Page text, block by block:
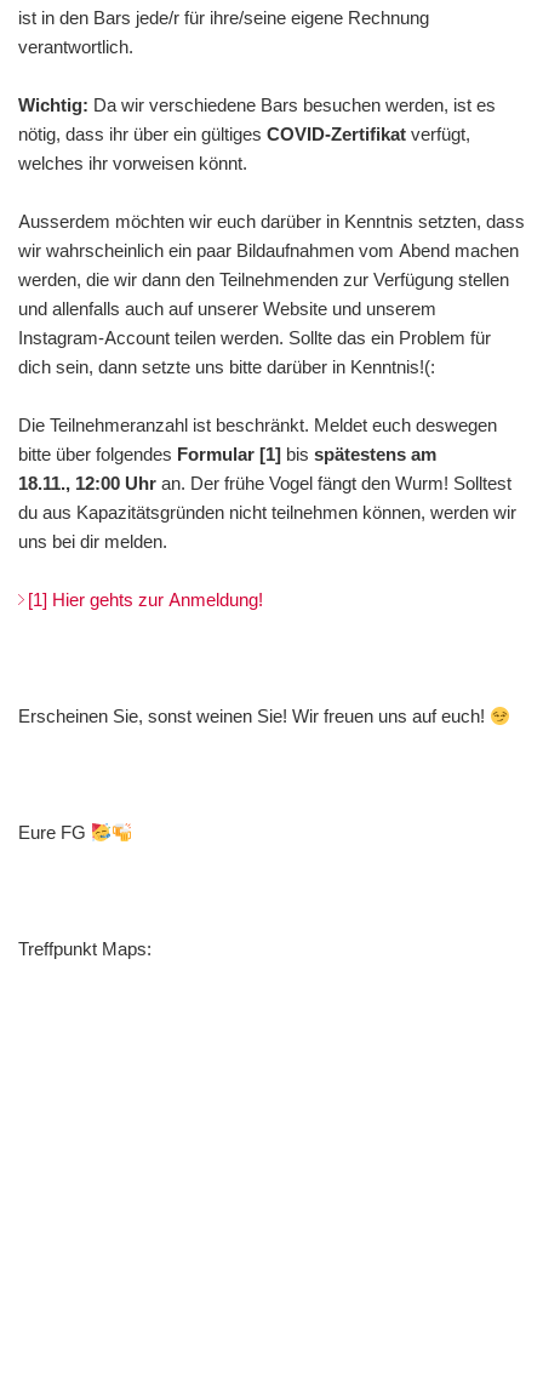
ist in den Bars jede/r für ihre/seine eigene Rechnung
verantwortlich.
Wichtig: Da wir verschiedene Bars besuchen werden, ist es
nötig, dass ihr über ein gültiges COVID-Zertifikat verfügt,
welches ihr vorweisen könnt.
Ausserdem möchten wir euch darüber in Kenntnis setzten, dass
wir wahrscheinlich ein paar Bildaufnahmen vom Abend machen
werden, die wir dann den Teilnehmenden zur Verfügung stellen
und allenfalls auch auf unserer Website und unserem
Instagram-Account teilen werden. Sollte das ein Problem für
dich sein, dann setzte uns bitte darüber in Kenntnis!(:
Die Teilnehmeranzahl ist beschränkt. Meldet euch deswegen
bitte über folgendes Formular [1] bis spätestens am
18.11., 12:00 Uhr an. Der frühe Vogel fängt den Wurm! Solltest
du aus Kapazitätsgründen nicht teilnehmen können, werden wir
uns bei dir melden.
[1] Hier gehts zur Anmeldung!
Erscheinen Sie, sonst weinen Sie! Wir freuen uns auf euch!
Eure FG
Treffpunkt Maps: